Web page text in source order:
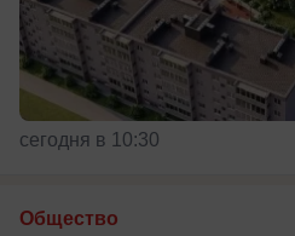
сегодня в 10:30
Общество